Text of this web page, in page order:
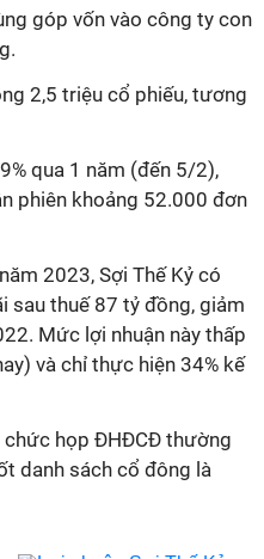
góp vốn vào công ty con
2,5 triệu cổ phiếu, tương
qua 1 năm (đến 5/2),
phiên khoảng 52.000 đơn
2023, Sợi Thế Kỷ có
sau thuế 87 tỷ đồng, giảm
Mức lợi nhuận này thấp
và chỉ thực hiện 34% kế
họp ĐHĐCĐ thường
danh sách cổ đông là